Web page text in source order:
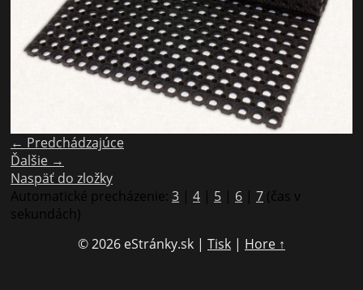
← Predchádzajúce
Ďalšie →
Naspäť do zložky
Automatické precházenie: 3 | 4 | 5 | 6 | 7 (čas v
sekundách)
© 2026 eStránky.sk | Tisk | Hore ↑